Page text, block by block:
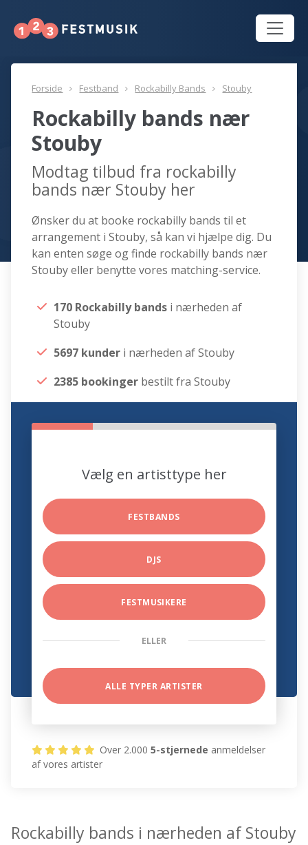
Forside Festband Rockabilly Bands Stouby
Rockabilly bands nær
Stouby
Modtag tilbud fra rockabilly
bands nær Stouby her
Ønsker du at booke rockabilly bands til et
arrangement i Stouby, så kan vi hjælpe dig. Du
kan enten søge og finde rockabilly bands nær
Stouby eller benytte vores matching-service.
170 Rockabilly bands i nærheden af
Stouby
5697 kunder i nærheden af Stouby
2385 bookinger bestilt fra Stouby
Vælg en artisttype her
FESTBANDS
DJS
FESTMUSIKERE
ELLER
ALLE TYPER ARTISTER
Over 2.0005-stjernede anmeldelser
af vores artister
Rockabilly bands i nærheden af Stouby